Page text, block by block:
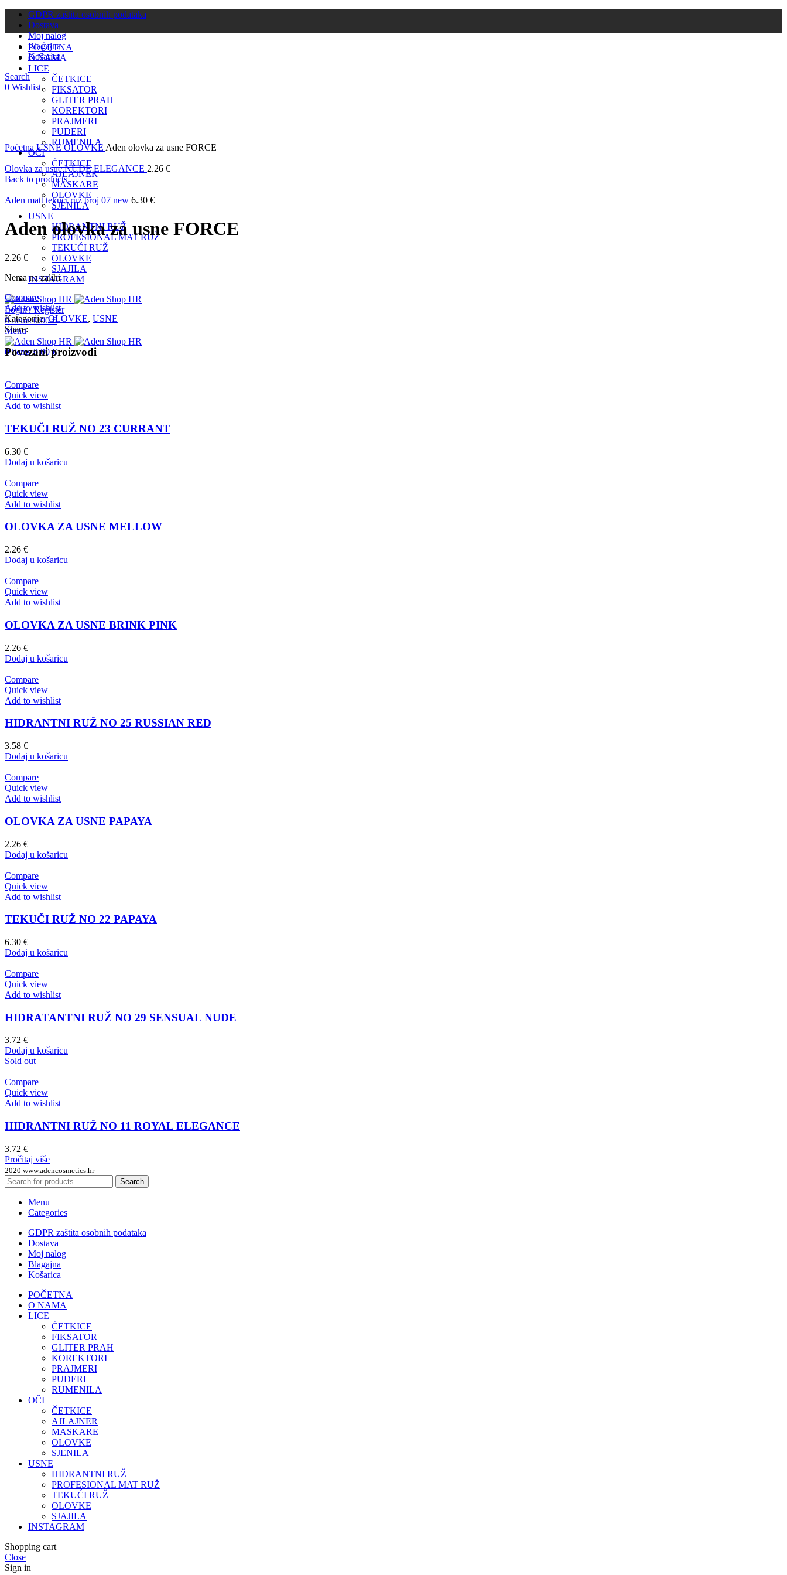
GDPR zaštita osobnih podataka
Dostava
Moj nalog
Blagajna
Košarica
Search
0 Wishlist
POČETNA
O NAMA
LICE
ČETKICE
FIKSATOR
GLITER PRAH
KOREKTORI
PRAJMERI
PUDERI
RUMENILA
OČI
ČETKICE
AJLAJNER
MASKARE
OLOVKE
SJENILA
USNE
HIDRANTNI RUŽ
PROFESIONAL MAT RUŽ
TEKUĆI RUŽ
OLOVKE
SJAJILA
INSTAGRAM
Login / Register
0items 0.00€
Menu
0items 0.00€
Click to enlarge
Početna USNEOLOVKE Aden olovka za usne FORCE
Olovka za usne NUDE ELEGANCE 2.26 €
Back to products
Aden matt tekuci ruz broj 07 new 6.30 €
Aden olovka za usne FORCE
2.26 €
Nema na zalihi
Compare
Add to wishlist
Kategorije: OLOVKE, USNE
Share:
Povezani proizvodi
Compare
Quick view
Add to wishlist
TEKUČI RUŽ NO 23 CURRANT
6.30 €
Dodaj u košaricu
Compare
Quick view
Add to wishlist
OLOVKA ZA USNE MELLOW
2.26 €
Dodaj u košaricu
Compare
Quick view
Add to wishlist
OLOVKA ZA USNE BRINK PINK
2.26 €
Dodaj u košaricu
Compare
Quick view
Add to wishlist
HIDRANTNI RUŽ NO 25 RUSSIAN RED
3.58 €
Dodaj u košaricu
Compare
Quick view
Add to wishlist
OLOVKA ZA USNE PAPAYA
2.26 €
Dodaj u košaricu
Compare
Quick view
Add to wishlist
TEKUČI RUŽ NO 22 PAPAYA
6.30 €
Dodaj u košaricu
Compare
Quick view
Add to wishlist
HIDRATANTNI RUŽ NO 29 SENSUAL NUDE
3.72 €
Dodaj u košaricu
Sold out
Compare
Quick view
Add to wishlist
HIDRANTNI RUŽ NO 11 ROYAL ELEGANCE
3.72 €
Pročitaj više
2020 www.adencosmetics.hr
Search
Menu
Categories
GDPR zaštita osobnih podataka
Dostava
Moj nalog
Blagajna
Košarica
POČETNA
O NAMA
LICE
ČETKICE
FIKSATOR
GLITER PRAH
KOREKTORI
PRAJMERI
PUDERI
RUMENILA
OČI
ČETKICE
AJLAJNER
MASKARE
OLOVKE
SJENILA
USNE
HIDRANTNI RUŽ
PROFESIONAL MAT RUŽ
TEKUĆI RUŽ
OLOVKE
SJAJILA
INSTAGRAM
Shopping cart
Close
Sign in